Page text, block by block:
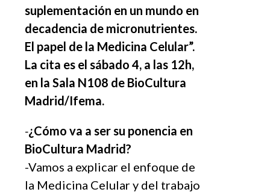
suplementación en un mundo en
decadencia de micronutrientes.
El papel de la Medicina Celular”.
La cita es el sábado 4, a las 12h,
en la Sala N108 de BioCultura
Madrid/Ifema.
-¿Cómo va a ser su ponencia en
BioCultura Madrid?
-Vamos a explicar el enfoque de
la Medicina Celular y del trabajo